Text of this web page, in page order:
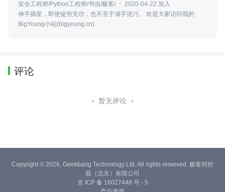
安全工程师/Python工程师/书虫/极客/
2020-04-22 加入
伸手摘星，即使徒劳无功，也不至于满手泥污。 欢迎大家访问我的
BigYoung小站(bigyoung.cn)
评论
暂无评论
Copyright © 2026, Geekbang Technology Ltd. All rights reserved. 极客邦控
股（北京）有限公司
京 ICP 备 16027448 号 - 5